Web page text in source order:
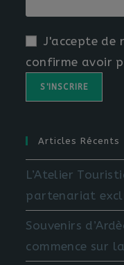
J'accepte de
confirme avoir
Articles Récents
L’Atelier
partenariat
Souvenirs
commence sur